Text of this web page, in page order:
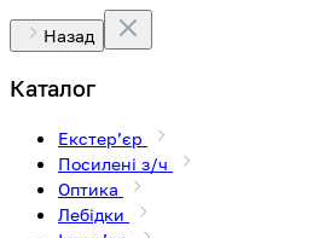
Назад
Каталог
Екстерʼєр
Посилені з/ч
Оптика
Лебідки